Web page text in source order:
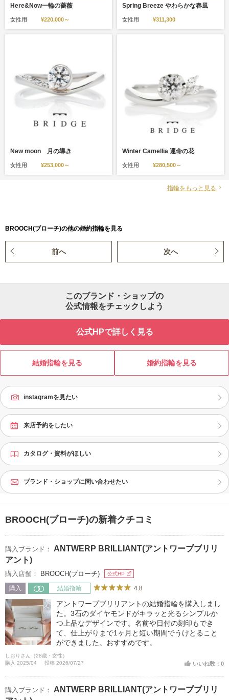
Here&Now一輪の薔薇
女性用 ¥220,000～
Spring Breeze やわらかな春風
女性用 ¥311,300
New moon 月の導き
女性用 ¥253,000～
Winter Camellia 運命の花
女性用 ¥280,500～
指輪をもっと見る
BROOCH(ブローチ)の他の婚約指輪を見る
前へ 次へ
このブランド・ショップの
公式情報をチェックしよう
公式HPで詳しく見る
結婚指輪を見る 婚約指輪を見る
instagramを見たい
来店予約をしたい
カタログ・資料がほしい
ブランド・ショップに問い合わせたい
BROOCH(ブローチ)の新着クチコミ
購入ブランド：
ANTWERP BRILLIANT(アントワープブリリ
アント)
購入店舗： BROOCH(ブローチ) 公式HP
購入 結婚指輪 4.8
アントワープブリリアントの結婚指輪を購入しまし
た。3石のダイヤモンドがキラッと光るシンプルか
つ上品なデザインです。名前や日付の刻印もでき
て、仕上がりまで1ヶ月と短い期間でうけとること
ができました。おすすめです。
しおりさん（28歳・女性）
購入 2025/04
投稿 2026/07/27 いいね数：0
購入ブランド：
ANTWERP BRILLIANT(アントワープブリリ